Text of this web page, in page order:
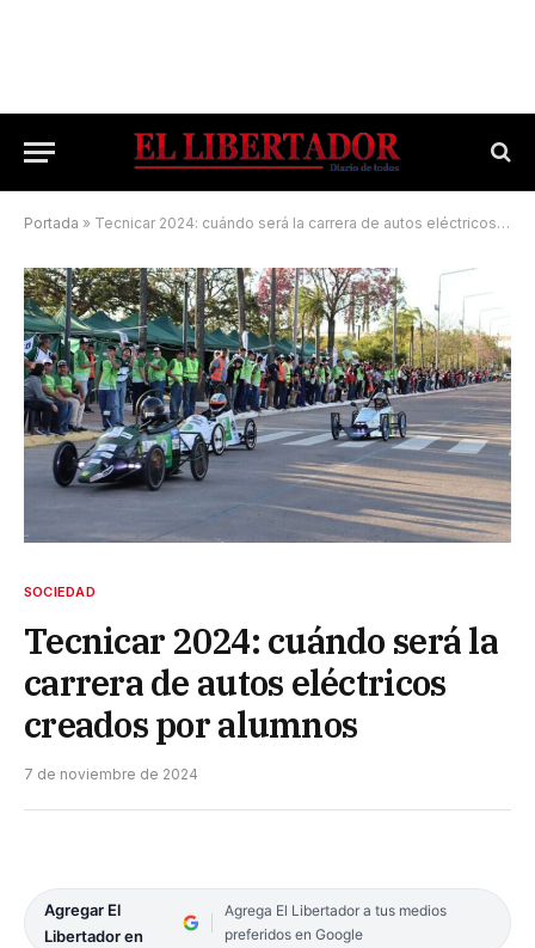
Portada » Tecnicar 2024: cuándo será la carrera de autos eléctricos creados por alumnos
SOCIEDAD
Tecnicar 2024: cuándo será la
carrera de autos eléctricos
creados por alumnos
7 de noviembre de 2024
Agregar El
Libertador en
Agrega El Libertador a tus medios
preferidos en Google